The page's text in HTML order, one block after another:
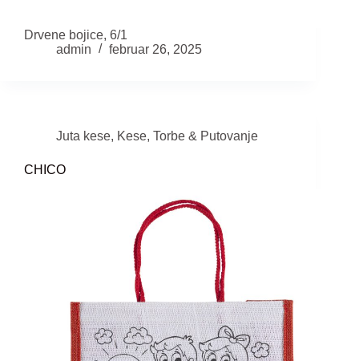
Drvene bojice, 6/1
admin
februar 26, 2025
Juta kese, Kese, Torbe & Putovanje
CHICO